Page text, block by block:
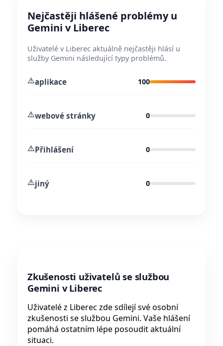
Nejčastěji hlášené problémy u
Gemini v Liberec
Uživatelé v Liberec aktuálně nejčastěji hlásí u
služby Gemini následující typy problémů.
⚠️aplikace 100
⚠️webové stránky 0
⚠️Přihlášení 0
⚠️jiný 0
Zkušenosti uživatelů se službou
Gemini v Liberec
Uživatelé z Liberec zde sdílejí své osobní
zkušenosti se službou Gemini. Vaše hlášení
pomáhá ostatním lépe posoudit aktuální
situaci.